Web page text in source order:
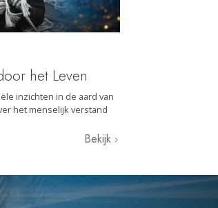
het Leven
inzichten in de aard van
het menselijk verstand
Bekijk